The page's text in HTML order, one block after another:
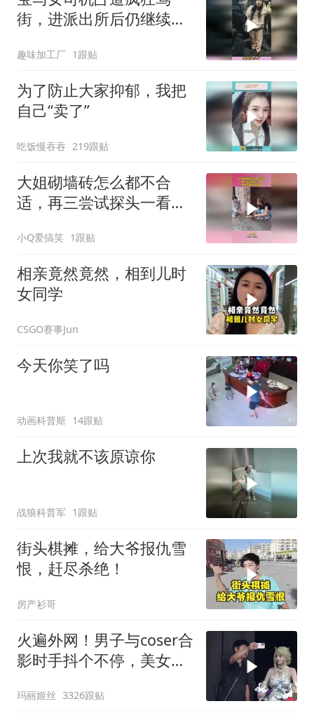
街，进派出所后仍继续发
趣味加工厂 1跟贴
为了防止大家抑郁，我把
自己“卖了”
吃饭慢吞吞 219跟贴
大姐砌墙砖怎么都不合
适，再三尝试探头一看，
小Q爱搞笑 1跟贴
相亲竟然竟然，相到儿时
女同学
CSGO赛事Jun
今天你笑了吗
动画科普斯 14跟贴
上次我就不该原谅你
战狼科普军 1跟贴
街头棋摊，给大爷报仇雪
恨，赶尽杀绝！
房产衫哥
火遍外网！男子与coser合
影时手抖个不停，美女做
玛丽姬丝 3326跟贴